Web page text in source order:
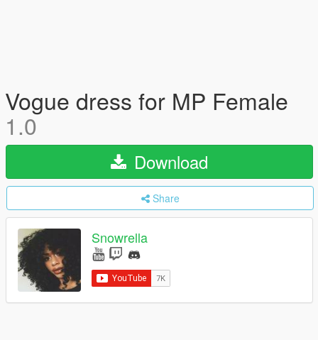
Vogue dress for MP Female
1.0
Download
Share
Snowrella